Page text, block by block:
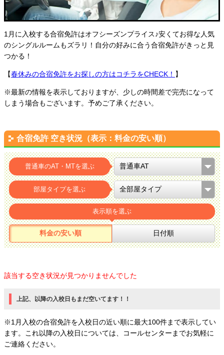
1月に入校する合宿免許はオフシーズンプライス♪安くてお得な人気
のシングルルームもズラリ！自分の好みに合う合宿免許がきっと見
つかる！
【春休みの合宿免許をお探しの方はコチラをCHECK！ 】
※最新の情報を表示しておりますが、少しの時間差で完売になって
しまう場合もございます。予めご了承ください。
合宿免許 空き状況（表示：料金の安い順）
普通車のAT・MTを選ぶ
部屋タイプを選ぶ
表示順を選ぶ
料金の安い順 日付順
該当する空き状況が見つかりませんでした
上記、以降の入校日もまだ空いてます！！
※1月入校の合宿免許を入校日の近い順に最大100件まで表示してい
ます。これ以降の入校日については、コールセンターまでお気軽に
ご連絡ください。